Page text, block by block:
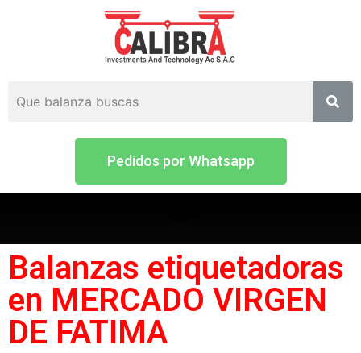
Pedidos por Whatsapp
Balanzas etiquetadoras
en MERCADO VIRGEN
DE FATIMA